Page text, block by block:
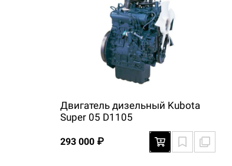
Двигатель дизельный Kubota
Super 05 D1105
293 000 ₽